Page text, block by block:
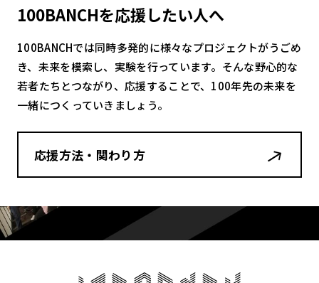
100BANCHを応援したい人へ
100BANCHでは同時多発的に様々なプロジェクトがうごめ
き、未来を模索し、実験を行っています。そんな野心的な
若者たちとつながり、応援することで、100年先の未来を
一緒につくっていきましょう。
応援方法・関わり方